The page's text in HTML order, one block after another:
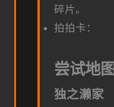
碎片。
拍拍卡：
尝试地图
独之濑家